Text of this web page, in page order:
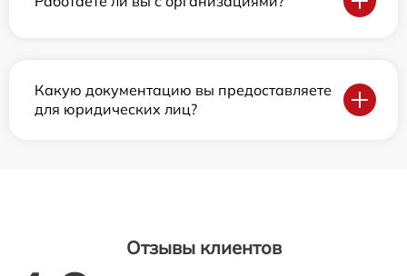
Какую документацию вы предоставляете
для юридических лиц?
Отзывы клиентов